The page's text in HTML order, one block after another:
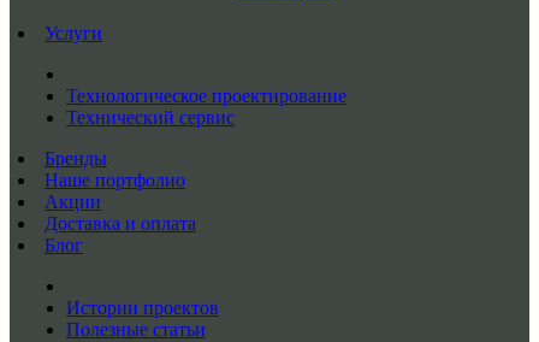
Услуги
Технологическое проектирование
Технический сервис
Бренды
Наше портфолио
Акции
Доставка и оплата
Блог
Истории проектов
Полезные статьи